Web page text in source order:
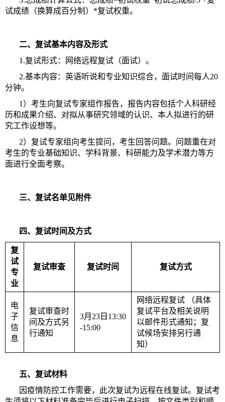
试成绩（换算成百分制）*复试权重。
二、复试基本内容及形式
1.复试形式：网络远程复试（面试）。
2.基本内容：英语听说和专业知识综合，面试时间每人20
分钟。
1）考生向复试专家组作报告，报告内容包括个人科研经
历和成果介绍、对拟从事研究领域的认识、本人拟进行的研
究工作设想等。
2）复试专家组向考生提问，考生回答问题。问题重在对
考生的专业基础知识、学科背景、科研能力及学术潜力等方
面进行全面考察。
三、复试名单见附件
四、复试时间及方式
复
试
专
业
复试审查 复试时间 复试方式
电
子
信
息
复试审查时
间及方式另
行通知
3月23日13:30
-15:00
网络远程复试 （具体
复试平台及相关说明
以邮件形式通知；复
试候场安排另行通
知）
五、复试材料
因疫情防控工作需要，此次复试为远程在线复试。复试考